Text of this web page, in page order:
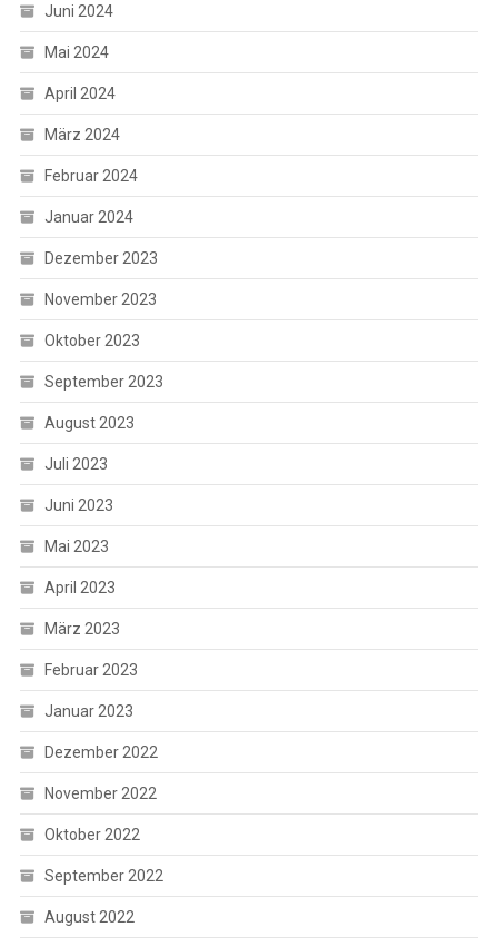
Juni 2024
Mai 2024
April 2024
März 2024
Februar 2024
Januar 2024
Dezember 2023
November 2023
Oktober 2023
September 2023
August 2023
Juli 2023
Juni 2023
Mai 2023
April 2023
März 2023
Februar 2023
Januar 2023
Dezember 2022
November 2022
Oktober 2022
September 2022
August 2022